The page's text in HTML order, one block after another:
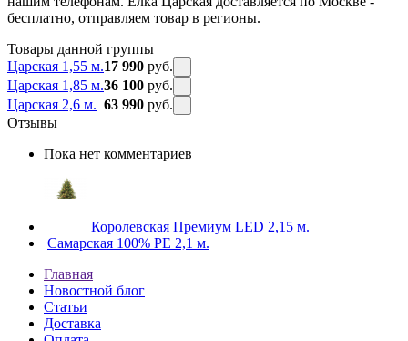
бесплатно, отправляем товар в регионы.
Товары данной группы
Царская 1,55 м.17 990 руб.
Царская 1,85 м.36 100 руб.
Царская 2,6 м. 63 990 руб.
Отзывы
Пока нет комментариев
Королевская Премиум LED 2,15 м.
Самарская 100% PE 2,1 м.
Главная
Новостной блог
Статьи
Доставка